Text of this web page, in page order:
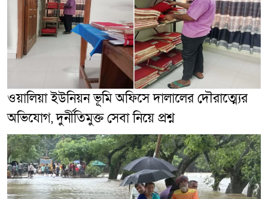
ওয়ালিয়া ইউনিয়ন ভূমি অফিসে দালালের দৌরাত্ম্যের
অভিযোগ, দুর্নীতিমুক্ত সেবা নিয়ে প্রশ্ন